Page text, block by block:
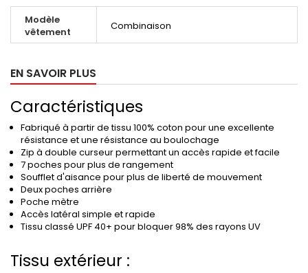
Modèle
vêtement
Combinaison
EN SAVOIR PLUS
Caractéristiques
Fabriqué à partir de tissu 100% coton pour une excellente
résistance et une résistance au boulochage
Zip à double curseur permettant un accès rapide et facile
7 poches pour plus de rangement
Soufflet d'aisance pour plus de liberté de mouvement
Deux poches arrière
Poche mètre
Accès latéral simple et rapide
Tissu classé UPF 40+ pour bloquer 98% des rayons UV
Tissu extérieur :